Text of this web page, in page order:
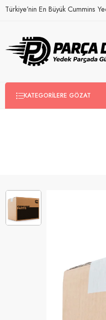
Türkiye’nin En Büyük Cummins
KATEGORILERE GÖZAT